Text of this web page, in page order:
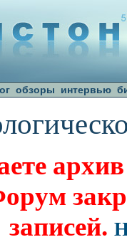
обзоры интервью
записей.